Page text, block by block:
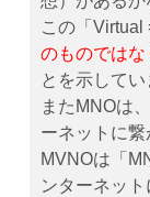
この「Virtual
のものでは
とを示してい
またMNOは
ーネットに繋
MVNOは「
ンターネッ